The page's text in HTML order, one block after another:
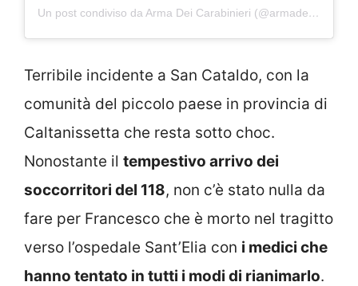
Un post condiviso da Arma Dei Carabinieri (@armadeicarabinieri)
Terribile incidente a San Cataldo, con la
comunità del piccolo paese in provincia di
Caltanissetta che resta sotto choc.
Nonostante il tempestivo arrivo dei
soccorritori del 118, non c’è stato nulla da
fare per Francesco che è morto nel tragitto
verso l’ospedale Sant’Elia con i medici che
hanno tentato in tutti i modi di rianimarlo.